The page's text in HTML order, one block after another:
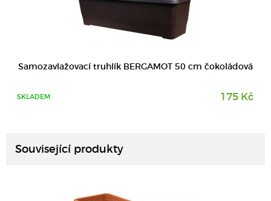
Samozavlažovací truhlík BERGAMOT 50 cm čokoládová
SKLADEM 175 Kč
Související produkty